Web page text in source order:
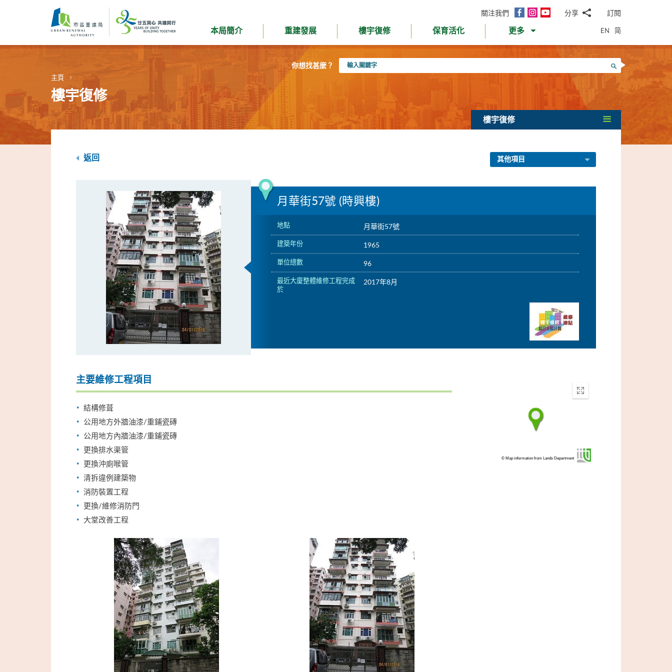
內
關注我們
面
InstagramYouTube分享
郵WhatsApp
微
信
面
書Twitter
LinkedIn
微
訂閱
本局簡介 重建發展 樓宇復修 保育活化 更多 EN 简
你想找甚麼？
入
搜尋
主頁
樓宇復修
樓宇復修
返回 其他項目
月華街57號 (時興樓)
地點 月華街57號
建築年份 1965
單位總數 96
最近大廈整體維修工程完成
於
2017年8月
主要維修工程項目
結構修葺
公用地方外牆油漆/重鋪瓷磚
公用地方內牆油漆/重鋪瓷磚
更換排水渠管
更換沖廁喉管
清拆違例建築物
消防裝置工程
更換/維修消防門
大堂改善工程
Enter
fullscreen
© Map information from Lands Department